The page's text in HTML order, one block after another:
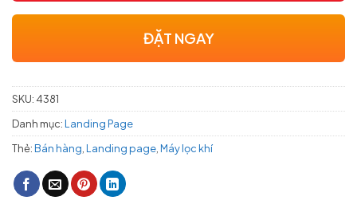
ĐẶT NGAY
SKU: 4381
Danh mục:Landing Page
Thẻ:Bán hàng Landing page Máy lọc khí